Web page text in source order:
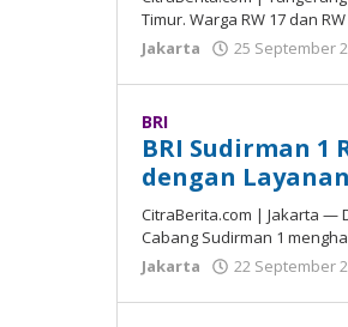
Timur. Warga RW 17 dаn
Jakarta
25 September
BRI
BRI Sudirman 1
dengan
CitraBerita.com | Jakarta —
Cаbаng Sudіrmаn 1
Jakarta
22 September